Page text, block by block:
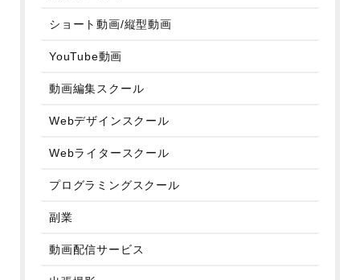
ショート動画/縦型動画
YouTube動画
動画編集スクール
Webデザインスクール
Webライタースクール
プログラミングスクール
副業
動画配信サービス